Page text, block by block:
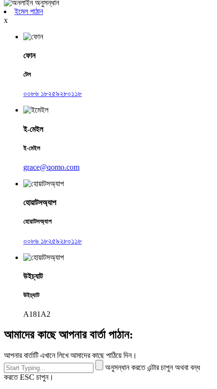
ইমেল পাঠান
x
ফোন
টেল
০০৮৬ ১৮২৫৯২৮০১১৮
ই-মেইল
ই-মেইল
grace@qomo.com
হোয়াটসঅ্যাপ
হোয়াটসঅ্যাপ
০০৮৬ ১৮২৫৯২৮০১১৮
উইচ্যাট
উইচ্যাট
A181A2
আমাদের কাছে আপনার বার্তা পাঠান:
আপনার বার্তাটি এখানে লিখে আমাদের কাছে পাঠিয়ে দিন।
অনুসন্ধান করতে এন্টার চাপুন অথবা বন্ধ
করতে ESC চাপুন।